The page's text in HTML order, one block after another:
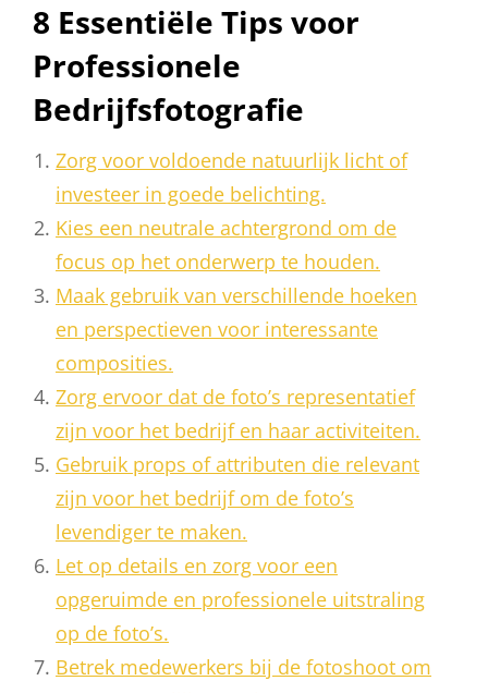
8 Essentiële Tips voor
Professionele
Bedrijfsfotografie
Zorg voor voldoende natuurlijk licht of
investeer in goede belichting.
Kies een neutrale achtergrond om de
focus op het onderwerp te houden.
Maak gebruik van verschillende hoeken
en perspectieven voor interessante
composities.
Zorg ervoor dat de foto’s representatief
zijn voor het bedrijf en haar activiteiten.
Gebruik props of attributen die relevant
zijn voor het bedrijf om de foto’s
levendiger te maken.
Let op details en zorg voor een
opgeruimde en professionele uitstraling
op de foto’s.
Betrek medewerkers bij de fotoshoot om